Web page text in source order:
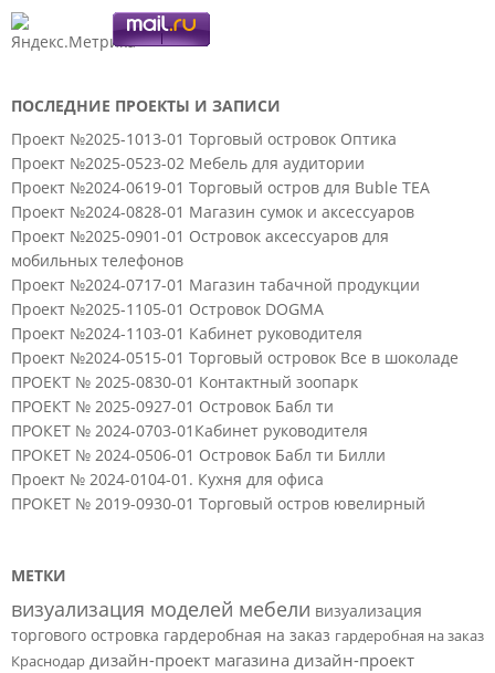
ПОСЛЕДНИЕ ПРОЕКТЫ И ЗАПИСИ
Проект №2025-1013-01 Торговый островок Оптика
Проект №2025-0523-02 Мебель для аудитории
Проект №2024-0619-01 Торговый остров для Buble TEA
Проект №2024-0828-01 Магазин сумок и аксессуаров
Проект №2025-0901-01 Островок аксессуаров для
мобильных телефонов
Проект №2024-0717-01 Магазин табачной продукции
Проект №2025-1105-01 Островок DOGMA
Проект №2024-1103-01 Кабинет руководителя
Проект №2024-0515-01 Торговый островок Все в шоколаде
ПРОЕКТ № 2025-0830-01 Контактный зоопарк
ПРОЕКТ № 2025-0927-01 Островок Бабл ти
ПРОКЕТ № 2024-0703-01Кабинет руководителя
ПРОКЕТ № 2024-0506-01 Островок Бабл ти Билли
Проект № 2024-0104-01. Кухня для офиса
ПРОКЕТ № 2019-0930-01 Торговый остров ювелирный
МЕТКИ
визуализация моделей мебели визуализация
торгового островка гардеробная на заказ гардеробная на заказ
Краснодар дизайн-проект магазина дизайн-проект